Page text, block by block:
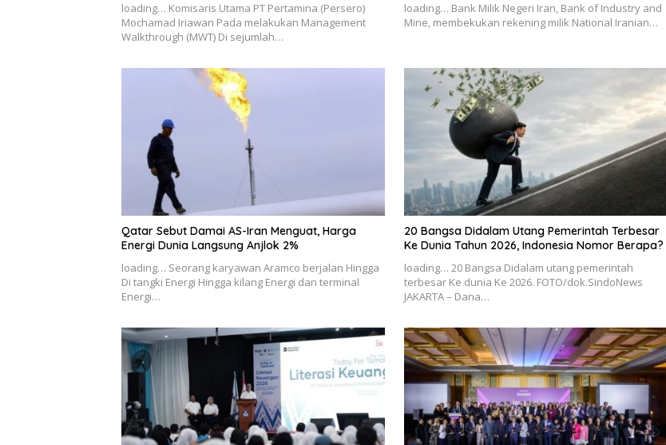
loading… Komisaris Utama PT Pertamina (Persero)
Mochamad Iriawan Pada melakukan Management
Walkthrough (MWT) Di sejumlah…
loading… Bank Milik Negeri Iran, Bank of Industry and
Mine, membekukan rekening milik National Iranian…
Qatar Sebut Damai AS-Iran Menguat, Harga
Energi Dunia Langsung Anjlok 2%
loading… Seorang karyawan Aramco berjalan Hingga
Di tangki Energi Hingga kilang Energi dan terminal
Energi…
20 Bangsa Didalam Utang Pemerintah Terbesar
Ke Dunia Tahun 2026, Indonesia Nomor Berapa?
loading… 20 Bangsa Didalam utang pemerintah
terbesar Ke dunia Ke 2026. FOTO/dok.SindoNews
JAKARTA – Dana…